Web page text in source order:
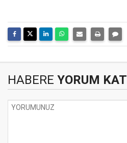
HABERE YORUM KAT